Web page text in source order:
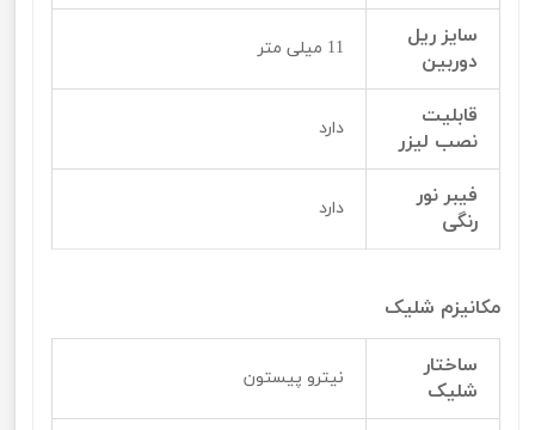
سایز ریل
دوربین
11 میلی متر
قابلیت
نصب لیزر
دارد
فیبر نور
رنگی
دارد
مکانیزم شلیک
ساختار
شلیک
نیترو پیستون